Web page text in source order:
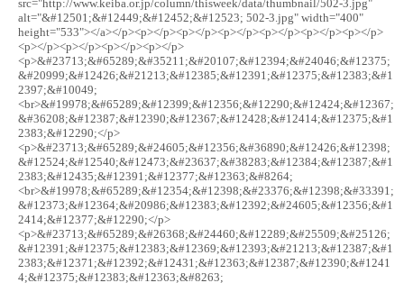
src="http://www.keiba.or.jp/column/thisweek/data/thumbnail/502-3.jpg"
alt="&#12501;&#12449;&#12452;&#12523; 502-3.jpg" width="400"
height="533"></a></p><p></p><p></p><p></p><p></p><p></p><p></p>
<p></p><p></p><p></p><p></p>
<p>&#23713;&#65289;&#35211;&#20107;&#12394;&#24046;&#12375;
&#20999;&#12426;&#21213;&#12385;&#12391;&#12375;&#12383;&#1
2397;&#10049;
<br>&#19978;&#65289;&#12399;&#12356;&#12290;&#12424;&#12367;
&#36208;&#12387;&#12390;&#12367;&#12428;&#12414;&#12375;&#1
2383;&#12290;</p>
<p>&#23713;&#65289;&#24605;&#12356;&#36890;&#12426;&#12398;
&#12524;&#12540;&#12473;&#23637;&#38283;&#12384;&#12387;&#1
2383;&#12435;&#12391;&#12377;&#12363;&#8264;
<br>&#19978;&#65289;&#12354;&#12398;&#23376;&#12398;&#33391;
&#12373;&#12364;&#20986;&#12383;&#12392;&#24605;&#12356;&#1
2414;&#12377;&#12290;</p>
<p>&#23713;&#65289;&#26368;&#24460;&#12289;&#25509;&#25126;
&#12391;&#12375;&#12383;&#12369;&#12393;&#21213;&#12387;&#1
2383;&#12371;&#12392;&#12431;&#12363;&#12387;&#12390;&#1241
4;&#12375;&#12383;&#12363;&#8263;